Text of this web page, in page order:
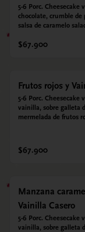
5-6 Porc. Cheesecake
chocolate, crumble de
salsa de caramelo
$67.900
Frutos rojos y
5-6 Porc. Cheesecake
vainilla, sobre galleta
mermelada de frutos
$67.900
Manzana
Vainilla Casero
5-6 Porc. Cheesecake
vainilla, sobre galleta